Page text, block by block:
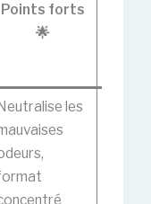
Points forts
🌟
les